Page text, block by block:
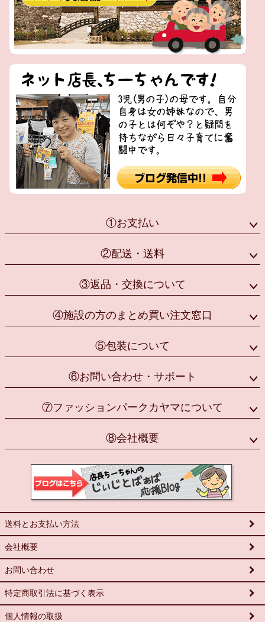
①お支払い
②配送・送料
③返品・交換について
④施設の方のまとめ買い注文窓口
⑤包装について
⑥お問い合わせ・サポート
⑦ファッションパークカヤマについて
⑧会社概要
送料とお支払い方法
会社概要
お問い合わせ
特定商取引法に基づく表示
個人情報の取扱